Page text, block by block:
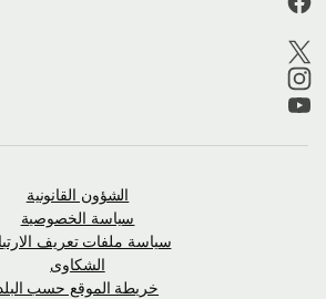
الشؤون القانونية
سياسة الخصوصية
سياسة ملفات تعريف الارتباط
الشكاوى
خريطة الموقع حسب البلد